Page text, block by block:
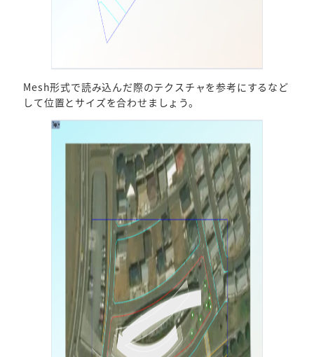
Mesh形式で読み込んだ際のテクスチャを参考にするなど
して位置とサイズを合わせましょう。